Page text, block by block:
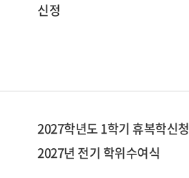
신정
2027학년도 1학기 휴복학신청
2027년 전기 학위수여식